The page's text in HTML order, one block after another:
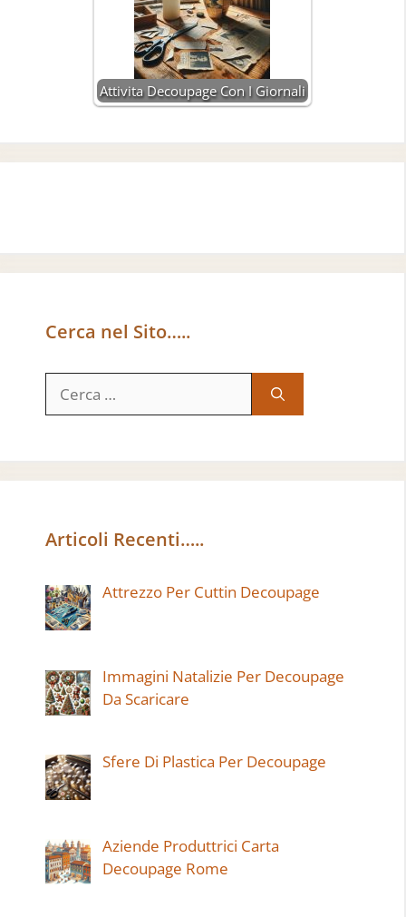
Attivita Decoupage Con I Giornali
Cerca nel Sito…..
per:
Articoli Recenti…..
Attrezzo Per Cuttin Decoupage
Immagini Natalizie Per Decoupage
Da Scaricare
Sfere Di Plastica Per Decoupage
Aziende Produttrici Carta
Decoupage Rome